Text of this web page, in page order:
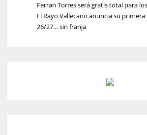
Ferran Torres será gratis total para
El Rayo Vallecano anuncia su
26/27… sin franja